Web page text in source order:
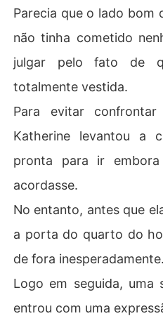
Parecia que o lado bom
não tinha cometido
julgar pelo fato de
totalmente vestida.
Para evitar
Katherine levantou a
pronta para ir
acordasse.
No entanto, antes que
a porta do quarto do
de fora inesperadamente.
Logo em seguida, uma
entrou com uma